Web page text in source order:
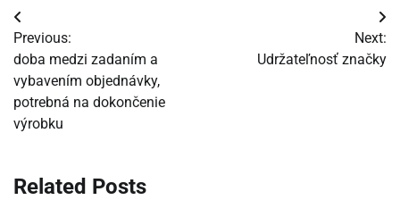
Navigácia
v
článku
Previous:
doba medzi zadaním a
vybavením objednávky,
potrebná na dokončenie
výrobku
Next:
Udržateľnosť značky
Related Posts